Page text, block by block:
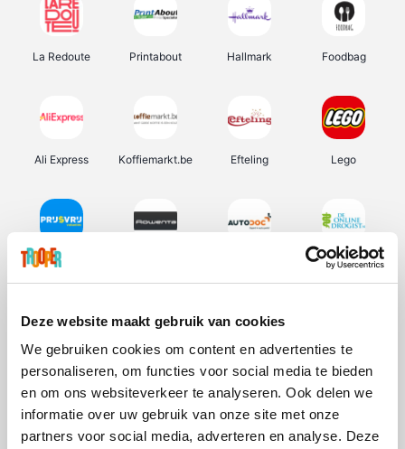
Deze website maakt gebruik van cookies
We gebruiken cookies om content en advertenties te
personaliseren, om functies voor social media te bieden
en om ons websiteverkeer te analyseren. Ook delen we
informatie over uw gebruik van onze site met onze
partners voor social media, adverteren en analyse. Deze
La Redoute Printabout Hallmark Foodbag
Ali Express Koffiemarkt.be Efteling Lego
Prijsvrij De Online Drogist
Vidaxl Lampenlicht.be Adidas Hotels.com